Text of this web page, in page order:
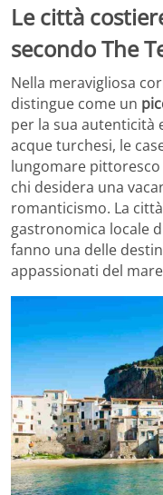
Le città
secondo The
Nella meravigliosa
distingue come un
per la sua autenticità
acque turchesi, le
lungomare
chi desidera una
romanticismo. La
gastronomica locale
fanno una delle
appassionati del